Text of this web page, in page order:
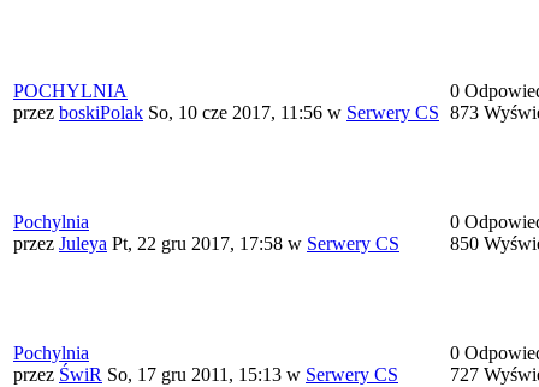
POCHYLNIA
przez boskiPolak So, 10 cze 2017, 11:56 w Serwery CS
0
873
Pochylnia
przez Juleya Pt, 22 gru 2017, 17:58 w Serwery CS
0
850
Pochylnia
przez ŚwiR So, 17 gru 2011, 15:13 w Serwery CS
0
727